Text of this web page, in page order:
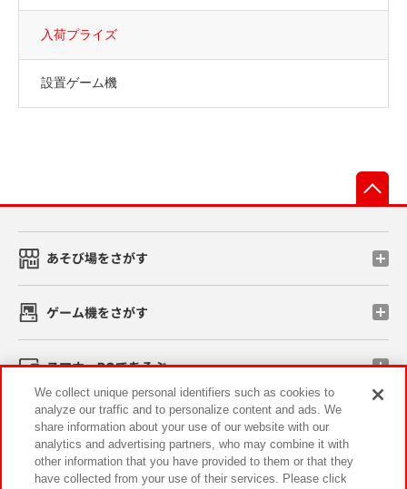
入荷プライズ
設置ゲーム機
あそび場をさがす
ゲーム機をさがす
スマホ・PCであそぶ
イベント・キャンペーン
We collect unique personal identifiers such as cookies to
analyze our traffic and to personalize content and ads. We
share information about your use of our website with our
analytics and advertising partners, who may combine it with
other information that you have provided to them or that they
have collected from your use of their services. Please click